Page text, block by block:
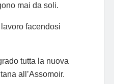
mai da soli.
facendosi
tutta la nuova
all’Assomoir.